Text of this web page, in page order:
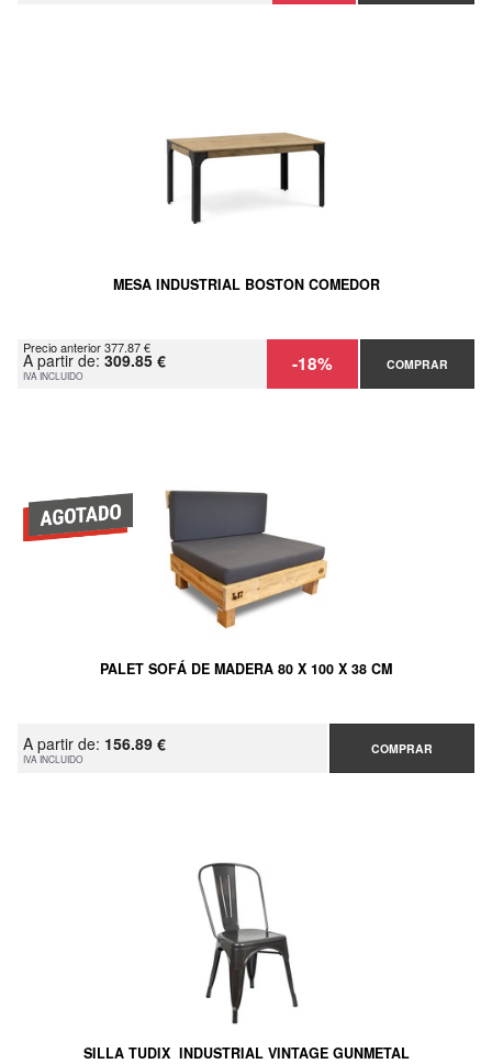
MESA INDUSTRIAL BOSTON COMEDOR
Precio anterior 377.87 €
A partir de: 309.85 €
IVA INCLUIDO -18% COMPRAR
PALET SOFÁ DE MADERA 80 X 100 X 38 CM
A partir de: 156.89 €
IVA INCLUIDO
COMPRAR
SILLA TUDIX INDUSTRIAL VINTAGE GUNMETAL